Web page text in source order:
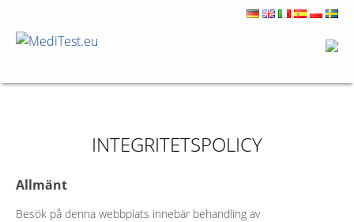
INTEGRITETSPOLICY
Allmänt
Besök på denna webbplats innebär behandling av